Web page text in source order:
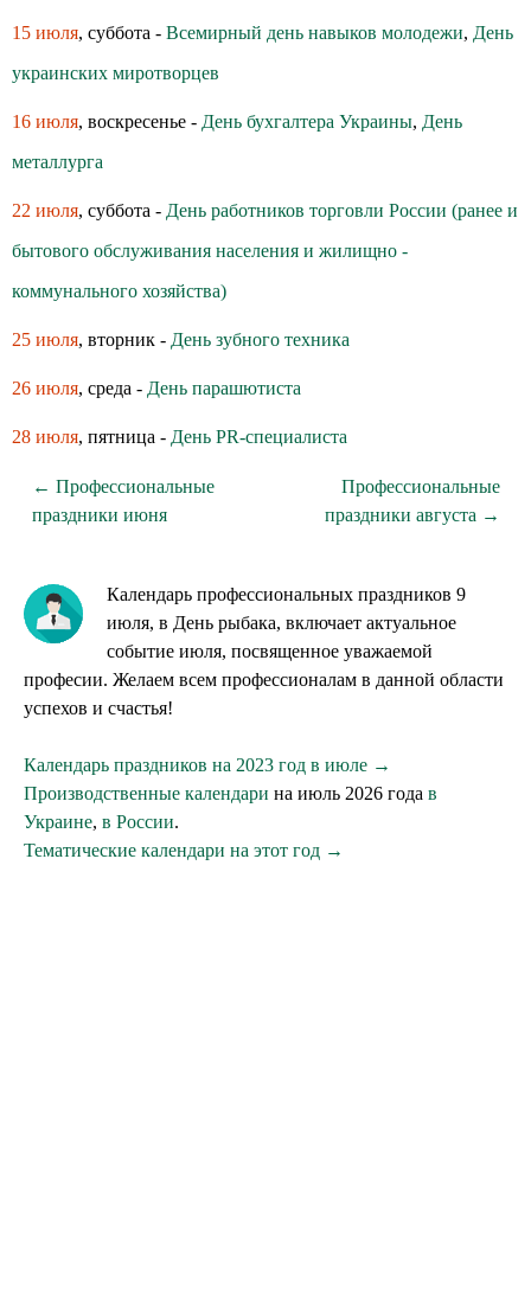
15 июля, суббота - Всемирный день навыков молодежи, День
украинских миротворцев
16 июля, воскресенье - День бухгалтера Украины, День
металлурга
22 июля, суббота - День работников торговли России (ранее и
бытового обслуживания населения и жилищно -
коммунального хозяйства)
25 июля, вторник - День зубного техника
26 июля, среда - День парашютиста
28 июля, пятница - День PR-специалиста
← Профессиональные
праздники июня
Профессиональные
праздники августа →
Календарь профессиональных праздников 9
июля, в День рыбака, включает актуальное
событие июля, посвященное уважаемой
професии. Желаем всем профессионалам в данной области
успехов и счастья!
Календарь праздников на 2023 год в июле →
Производственные календари на июль 2026 года в
Украине, в России.
Тематические календари на этот год →